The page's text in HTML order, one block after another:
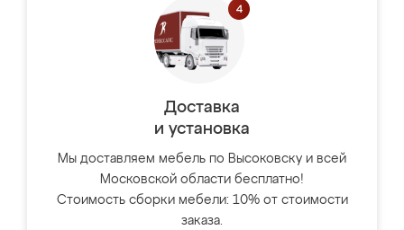
Доставка
и установка
Мы доставляем мебель по Высоковску и всей
Московской области бесплатно!
Стоимость сборки мебели: 10% от стоимости
заказа.